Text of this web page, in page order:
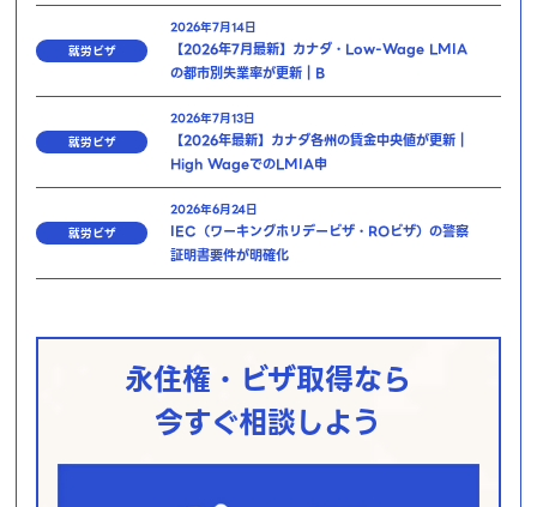
就労ビザ
2026年7月14日
【2026年7月最新】カナダ・Low-Wage LMIA
の都市別失業率が更新｜B
就労ビザ
2026年7月13日
【2026年最新】カナダ各州の賃金中央値が更新｜
High WageでのLMIA申
就労ビザ
2026年6月24日
IEC（ワーキングホリデービザ・ROビザ）の警察
証明書要件が明確化
永住権・ビザ取得なら
今すぐ相談しよう